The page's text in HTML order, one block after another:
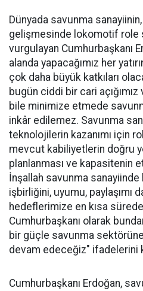
Dünyada savunma
gelişmesinde lokomotif role
vurgulayan Cumhurbaşkanı
alanda yapacağımız her
çok daha büyük katkıları
bugün ciddi bir cari açığımız
bile minimize etmede
inkâr edilemez. Savunma
teknolojilerin kazanımı için
mevcut kabiliyetlerin doğru
planlanması ve kapasitenin
İnşallah savunma sanayiinde
işbirliğini, uyumu, paylaşımı
hedeflerimize en kısa
Cumhurbaşkanı olarak
bir güçle savunma
devam edeceğiz" ifadelerini
Cumhurbaşkanı Erdoğan,